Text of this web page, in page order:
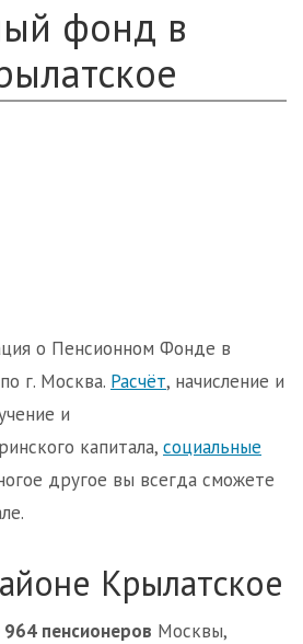
фонд в
о Пенсионном Фонде в
г. Москва. Расчёт, начисление и
и
капитала, социальные
другое вы всегда сможете
Крылатское
пенсионеров Москвы,